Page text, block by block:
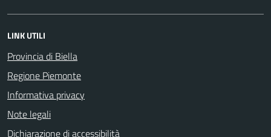
LINK UTILI
Provincia di Biella
Regione Piemonte
Informativa privacy
Note legali
Dichiarazione di accessibilità